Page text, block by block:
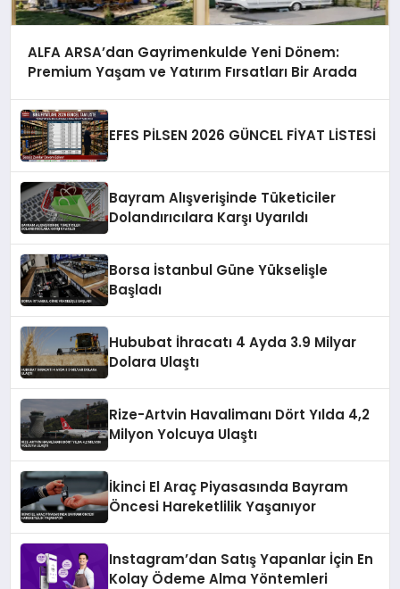
ALFA ARSA’dan Gayrimenkulde Yeni Dönem:
Premium Yaşam ve Yatırım Fırsatları Bir Arada
EFES PİLSEN 2026 GÜNCEL FİYAT LİSTESİ
Bayram Alışverişinde Tüketiciler
Dolandırıcılara Karşı Uyarıldı
Borsa İstanbul Güne Yükselişle
Başladı
Hububat İhracatı 4 Ayda 3.9 Milyar
Dolara Ulaştı
Rize-Artvin Havalimanı Dört Yılda 4,2
Milyon Yolcuya Ulaştı
İkinci El Araç Piyasasında Bayram
Öncesi Hareketlilik Yaşanıyor
Instagram’dan Satış Yapanlar İçin En
Kolay Ödeme Alma Yöntemleri